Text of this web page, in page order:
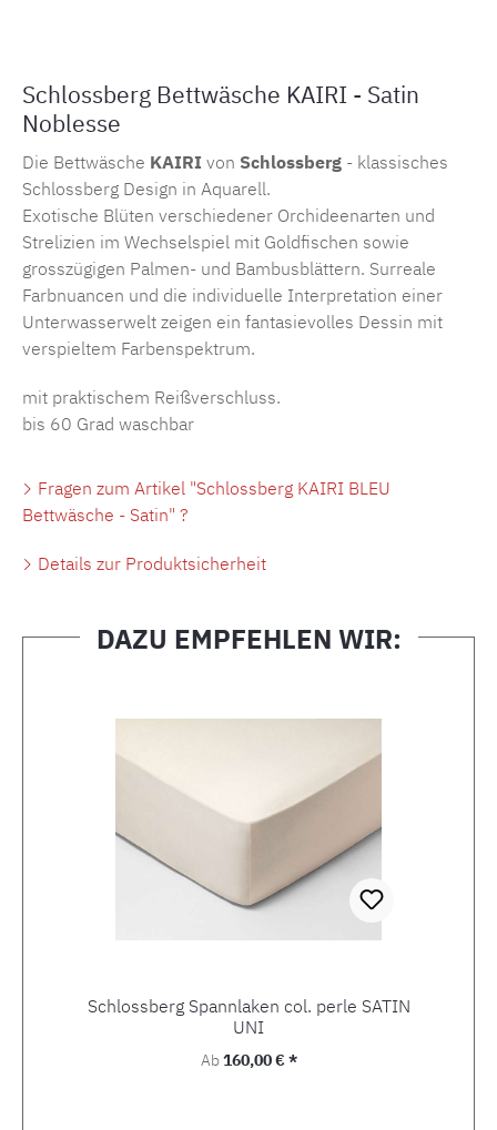
Schlossberg Bettwäsche KAIRI - Satin
Noblesse
Die Bettwäsche KAIRI von Schlossberg - klassisches
Schlossberg Design in Aquarell.
Exotische Blüten verschiedener Orchideenarten und
Strelizien im Wechselspiel mit Goldfischen sowie
grosszügigen Palmen- und Bambusblättern. Surreale
Farbnuancen und die individuelle Interpretation einer
Unterwasserwelt zeigen ein fantasievolles Dessin mit
verspieltem Farbenspektrum.
mit praktischem Reißverschluss.
bis 60 Grad waschbar
Fragen zum Artikel "Schlossberg KAIRI BLEU
Bettwäsche - Satin" ?
Details zur Produktsicherheit
DAZU EMPFEHLEN WIR:
Schlossberg Spannlaken col. perle SATIN
UNI
Regulärer Preis:
Ab160,00 € *